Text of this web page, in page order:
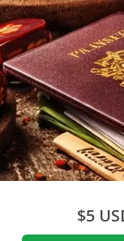
$5